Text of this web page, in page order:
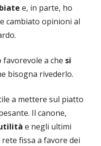
e, in parte, ho
cambiato opinioni al
favorevole a che si
bisogna rivederlo.
a mettere sul piatto
Il canone,
e negli ultimi
fissa a favore dei